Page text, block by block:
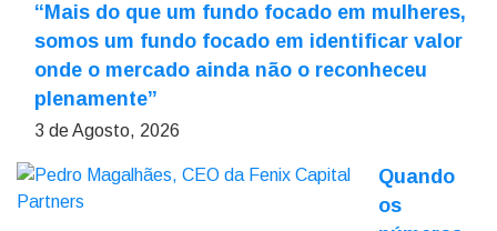
“Mais do que um fundo focado em mulheres,
somos um fundo focado em identificar valor
onde o mercado ainda não o reconheceu
plenamente”
3 de Agosto, 2026
Quando
os